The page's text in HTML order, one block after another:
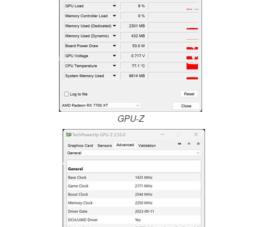
GPU-Z